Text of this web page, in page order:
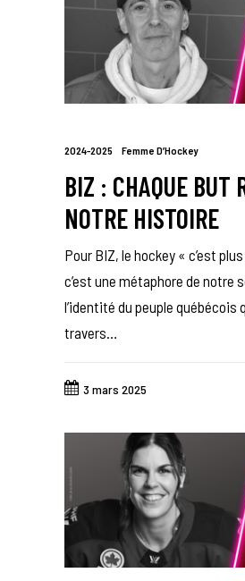
2024-2025 Femme D’Hockey
BIZ : CHAQUE BUT
NOTRE HISTOIRE
Pour BIZ, le hockey « c’est
c’est une métaphore de notre
l’identité du peuple québécois
travers…
3 mars 2025